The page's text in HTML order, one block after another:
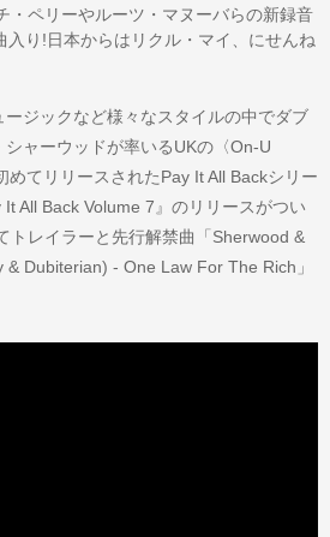
・ペリーやルーツ・マヌーバらの新録音
り!日本からはリクル・マイ、にせんね
ジックなど様々なスタイルの中でダブ
ャーウッドが率いるUKの〈On-U
めてリリースされたPay It All Backシリー
All Back Volume 7』のリリースがつい
トレイラーと先行解禁曲「Sherwood &
Dubiterian) - One Law For The Rich」